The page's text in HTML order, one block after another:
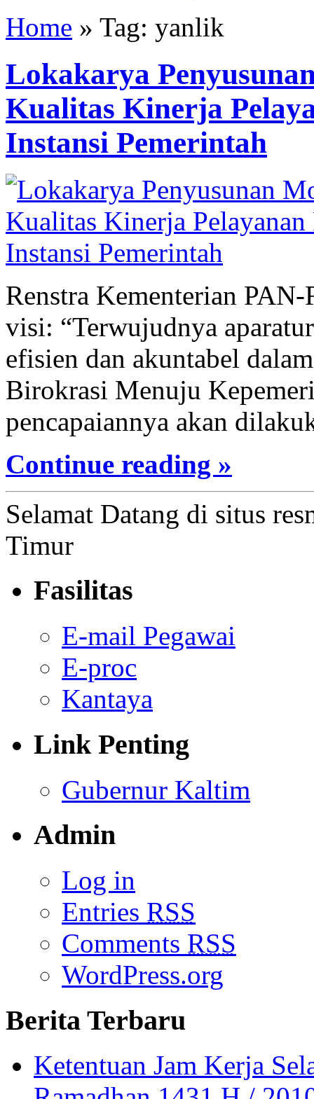
Home » Tag: yanlik
Lokakarya
Kualitas Kinerja
Instansi Pemerintah
Renstra Kementerian
visi: “Terwujudnya
efisien dan akuntabel
Birokrasi Menuju
pencapaiannya akan
Continue reading »
Selamat Datang di situs
Timur
Fasilitas
E-mail Pegawai
E-proc
Kantaya
Link Penting
Gubernur Kaltim
Admin
Log in
Entries RSS
Comments RSS
WordPress.org
Berita Terbaru
Ketentuan Jam Kerja